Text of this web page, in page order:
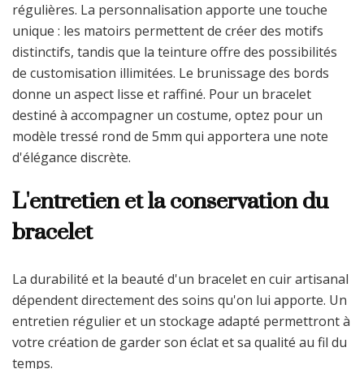
régulières. La personnalisation apporte une touche
unique : les matoirs permettent de créer des motifs
distinctifs, tandis que la teinture offre des possibilités
de customisation illimitées. Le brunissage des bords
donne un aspect lisse et raffiné. Pour un bracelet
destiné à accompagner un costume, optez pour un
modèle tressé rond de 5mm qui apportera une note
d'élégance discrète.
L'entretien et la conservation du
bracelet
La durabilité et la beauté d'un bracelet en cuir artisanal
dépendent directement des soins qu'on lui apporte. Un
entretien régulier et un stockage adapté permettront à
votre création de garder son éclat et sa qualité au fil du
temps.